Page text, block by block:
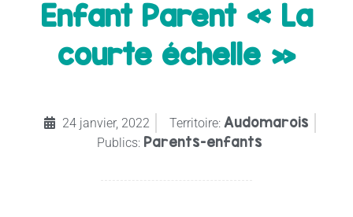
Enfant Parent « La
courte échelle »
24 janvier, 2022 Territoire: Audomarois
Publics: Parents-enfants